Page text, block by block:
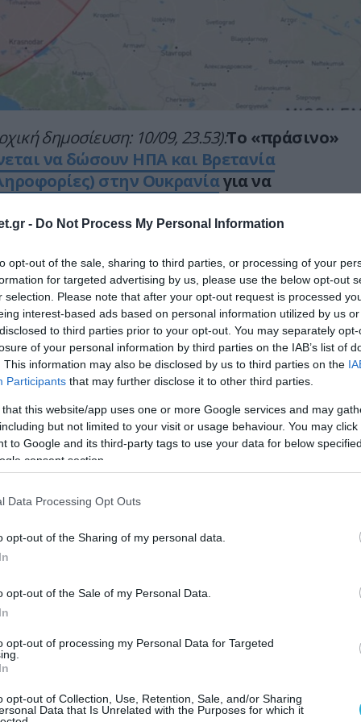
- Do Not Process My Personal Information
opt-out of the sale, sharing to third parties, or processing of your
for targeted advertising by us, please use the below opt-out
selection. Please note that after your opt-out request is processed
interest-based ads based on personal information utilized by us
to third parties prior to your opt-out. You may separately
of your personal information by third parties on the IAB’s list of
This information may also be disclosed by us to third parties on the
Participants that may further disclose it to other third parties.
that this website/app uses one or more Google services and may
but not limited to your visit or usage behaviour. You may
to Google and its third-party tags to use your data for below
consent section.
Data Processing Opt Outs
opt-out of the Sharing of my personal data.
opt-out of the Sale of my Personal Data.
opt-out of processing my Personal Data for Targeted
opt-out of Collection, Use, Retention, Sale, and/or Sharing
Data that Is Unrelated with the Purposes for which it
δημοσίευση: 10/09, 23.53):Το «πράσινο»
να δώσουν ΗΠΑ και Βρετανία
στην Ουκρανίαγια να
για την απάντηση της Ρωσίας η
στους οποίους παρουσιάζεται το μέγιστο
όπλων που διαθέτουν οι Ουκρανοί και
να φτάσουν στην Ρωσία.
χάρτες στο πού θα πάνε τα μεγάλου
AGM-158 JASSM και Storm Shadow αν
Ουκρανία να πλήξει το έδαφος της Ρωσικής
Ομοσπονδίας.
pic.twitter.com/yrW2gyUmb7
(@loraavra)
September 10, 2024
ΡΩΣΙΑ
ΑΡΘΡΟ